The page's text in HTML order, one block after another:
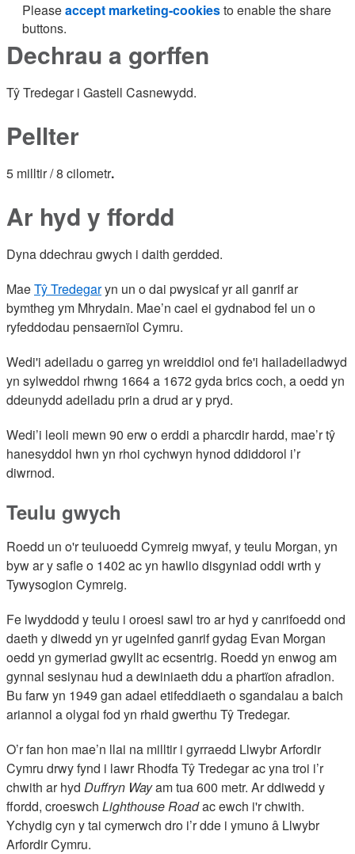
Pleaseaccept marketing-cookiesto enable the share
buttons.
Dechrau a gorffen
Tŷ Tredegar i Gastell Casnewydd.
Pellter
5 milltir / 8 cilometr.
Ar hyd y ffordd
Dyna ddechrau gwych i daith gerdded.
MaeTŷ Tredegaryn un o dai pwysicaf yr ail ganrif ar
bymtheg ym Mhrydain. Mae’n cael ei gydnabod fel un o
ryfeddodau pensaernïol Cymru.
Wedi'i adeiladu o garreg yn wreiddiol ond fe'i hailadeiladwyd
yn sylweddol rhwng 1664 a 1672 gyda brics coch, a oedd yn
ddeunydd adeiladu prin a drud ar y pryd.
Wedi’i leoli mewn 90 erw o erddi a pharcdir hardd, mae’r tŷ
hanesyddol hwn yn rhoi cychwyn hynod ddiddorol i’r
diwrnod.
Teulu gwych
Roedd un o'r teuluoedd Cymreig mwyaf, y teulu Morgan, yn
byw ar y safle o 1402 ac yn hawlio disgyniad oddi wrth y
Tywysogion Cymreig.
Fe lwyddodd y teulu i oroesi sawl tro ar hyd y canrifoedd ond
daeth y diwedd yn yr ugeinfed ganrif gydag Evan Morgan
oedd yn gymeriad gwyllt ac ecsentrig. Roedd yn enwog am
gynnal sesiynau hud a dewiniaeth ddu a phartïon afradlon.
Bu farw yn 1949 gan adael etifeddiaeth o sgandalau a baich
ariannol a olygai fod yn rhaid gwerthu Tŷ Tredegar.
O’r fan hon mae’n llai na milltir i gyrraedd Llwybr Arfordir
Cymru drwy fynd i lawr Rhodfa Tŷ Tredegar ac yna troi i’r
chwith ar hyd Duffryn Wayam tua 600 metr. Ar ddiwedd y
ffordd, croeswch Lighthouse Roadac ewch i'r chwith.
Ychydig cyn y tai cymerwch dro i’r dde i ymuno â Llwybr
Arfordir Cymru.